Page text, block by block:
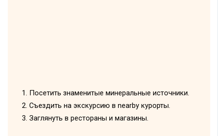
Посетить знаменитые минеральные источники.
Съездить на экскурсию в nearby курорты.
Заглянуть в рестораны и магазины.